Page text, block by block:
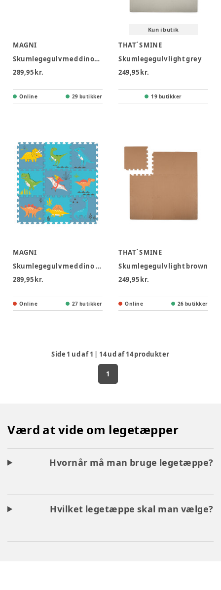
MAGNI
Skumlegegulv med dinopark, 9 skumfliser
289,95 kr.
Online 29 butikker
Kun i butik
THAT´S MINE
Skumlegegulv light grey
249,95 kr.
19 butikker
MAGNI
Skumlegegulv med dino arter, 9 skumfliser
289,95 kr.
Online 27 butikker
THAT´S MINE
Skumlegegulv light brown
249,95 kr.
Online 26 butikker
Side 1 ud af1 | 14ud af14produkter
1
Værd at vide om legetæpper
Hvornår må man bruge legetæppe?
Hvilket legetæppe skal man vælge?